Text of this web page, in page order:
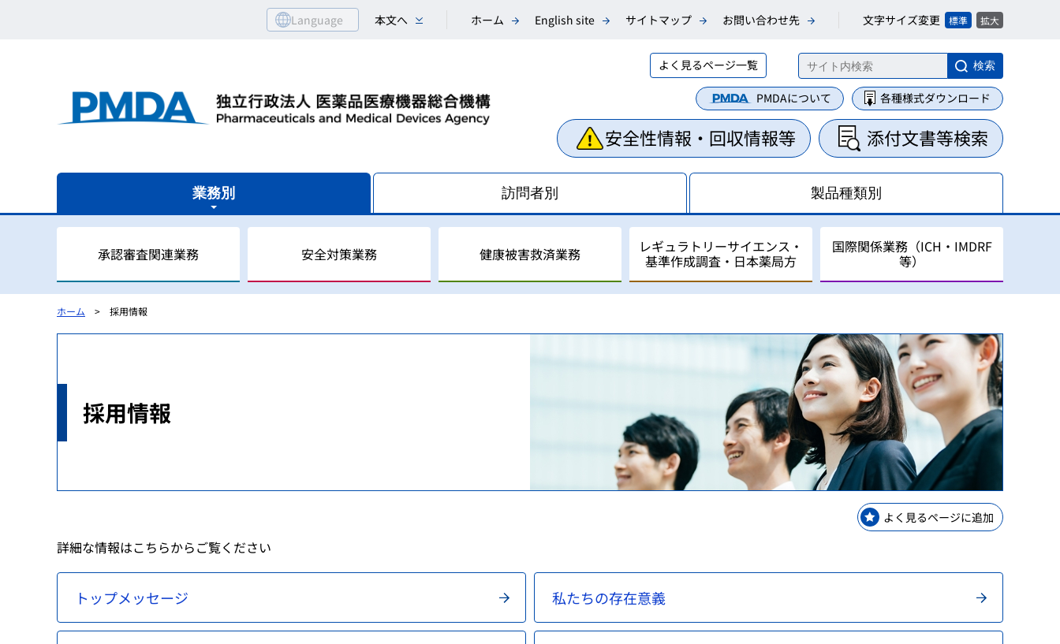
Language 本文へ ホーム English site サイトマップ お問い合わせ先 文字サイズ変更 標準 拡大
よく見るページ一覧 検索
PMDAについて 各種様式ダウンロード
安全性情報・回収情報等 添付文書等検索
業務別 訪問者別 製品種類別
承認審査関連業務
審査関連業務の概要 相談業務
新規モダリティ・NAMs 信頼性保証業務（GLP/GCP/GPSP）
検査に関する業務
審査等手数料・対面助言等の手数料
パブリックコメント
安全対策業務
安全対策業務の概要 副作用・不具合等情報の収集・整理業務
MID-NET
安全対策等拠出金の徴収
健康被害救済業務
健康被害救済業務の概要 医薬品副作用被害救済制度に関する業務
スモン患者に対する健康管理手当等の受託・貸付業務
HIV感染者、エイズ発症者に対する健康管理費用等の受託給付業務 C型肝炎特別措置法の給付金支給業務
拠出金の徴収業務
パブリックコメント
レギュラトリーサイエンス・
基準作成調査・日本薬局方
レギュラトリーサイエンスセンターの概要 レギュラトリーサイエンスについて
科学委員会 先端科学技術への対応
申請電子データを活用した解析
医療機器基準
国際関係業務（ICH・IMDRF
等）
国際関係業務の概要 国際調和活動
アジアとの協力 アジア医薬品・医療機器トレーニングセンター
シンポジウム・ワークショップ
ホーム 採用情報
採用情報
よく見るページに追加
詳細な情報はこちらからご覧ください
トップメッセージ 私たちの存在意義